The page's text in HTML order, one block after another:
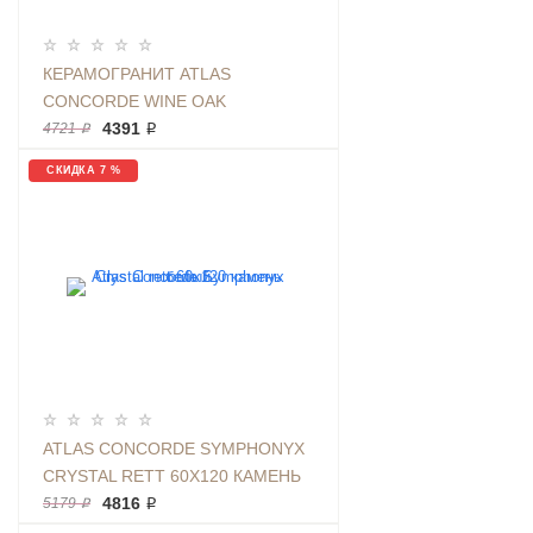
КЕРАМОГРАНИТ ATLAS
CONCORDE WINE OAK
BRUNELLO RET 20Х160 ДЕРЕВО
КОРИЧНЕВОЕ МАТОВЫЙ
4721 ₽ 4391 ₽
СКИДКА 7 %
ATLAS CONCORDE SYMPHONYX
CRYSTAL RETT 60Х120 КАМЕНЬ
БЕЛЫЙ
5179 ₽ 4816 ₽